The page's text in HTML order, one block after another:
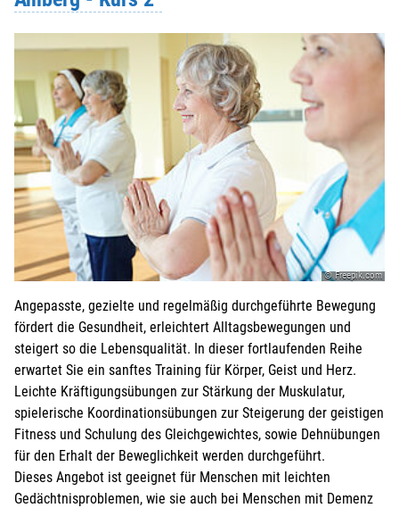
© Freepik.com
Angepasste, gezielte und regelmäßig durchgeführte Bewegung
fördert die Gesundheit, erleichtert Alltagsbewegungen und
steigert so die Lebensqualität. In dieser fortlaufenden Reihe
erwartet Sie ein sanftes Training für Körper, Geist und Herz.
Leichte Kräftigungsübungen zur Stärkung der Muskulatur,
spielerische Koordinationsübungen zur Steigerung der geistigen
Fitness und Schulung des Gleichgewichtes, sowie Dehnübungen
für den Erhalt der Beweglichkeit werden durchgeführt.
Dieses Angebot ist geeignet für Menschen mit leichten
Gedächtnisproblemen, wie sie auch bei Menschen mit Demenz